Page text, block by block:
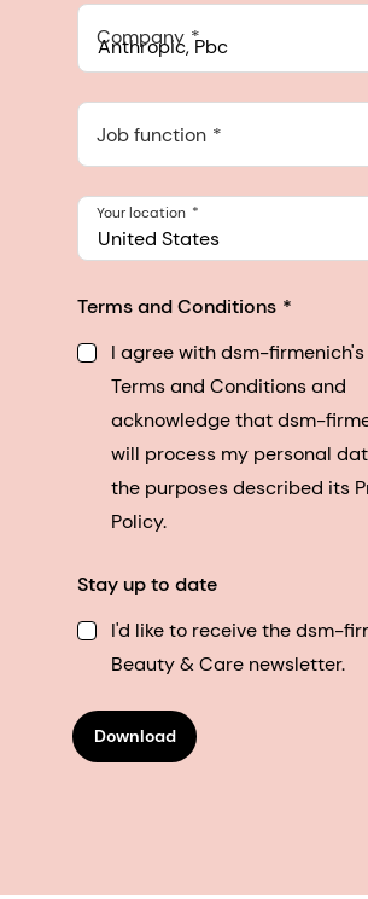
Company
548 Market St Pmb 90375, San
Job function
United States
Your location
Terms and Conditions
I agree with dsm-firmenich's
Terms and Conditions and
acknowledge that dsm-
will process my personal
the purposes described its
Policy.
Stay up to date
I'd like to receive the dsm-
Beauty & Care newsletter.
Download